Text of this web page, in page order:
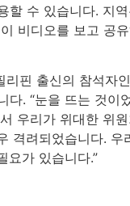
할 수 있습니다. 지
비디오를 보고 공
리핀 출신의 참석자인
다. “눈을 뜨는 것이
우리가 위대한 위
격려되었습니다. 우
요가 있습니다.”